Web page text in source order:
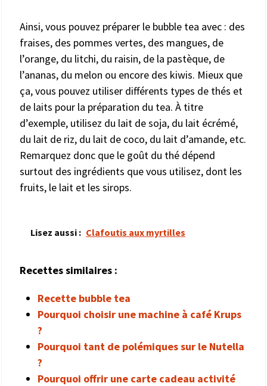
Ainsi, vous pouvez préparer le bubble tea avec : des
fraises, des pommes vertes, des mangues, de
l’orange, du litchi, du raisin, de la pastèque, de
l’ananas, du melon ou encore des kiwis. Mieux que
ça, vous pouvez utiliser différents types de thés et
de laits pour la préparation du tea. À titre
d’exemple, utilisez du lait de soja, du lait écrémé,
du lait de riz, du lait de coco, du lait d’amande, etc.
Remarquez donc que le goût du thé dépend
surtout des ingrédients que vous utilisez, dont les
fruits, le lait et les sirops.
Lisez aussi : Clafoutis aux myrtilles
Recettes similaires :
Recette bubble tea
Pourquoi choisir une machine à café Krups
?
Pourquoi tant de polémiques sur le Nutella
?
Pourquoi offrir une carte cadeau activité